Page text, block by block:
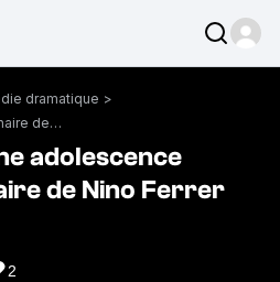
dramatique >
Nino, une adolescence imaginaire de Nino Ferrer
adolescence
de Nino Ferrer
2